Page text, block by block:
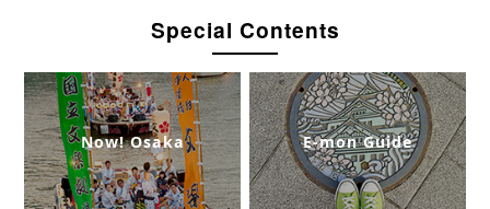
Special Contents
Now! Osaka E-mon Guide